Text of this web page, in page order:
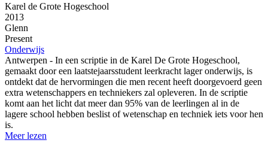
Karel de Grote Hogeschool
2013
Glenn
Present
Onderwijs
Antwerpen - In een scriptie in de Karel De Grote Hogeschool,
gemaakt door een laatstejaarsstudent leerkracht lager onderwijs, is
ontdekt dat de hervormingen die men recent heeft doorgevoerd geen
extra wetenschappers en techniekers zal opleveren. In de scriptie
komt aan het licht dat meer dan 95% van de leerlingen al in de
lagere school hebben beslist of wetenschap en techniek iets voor hen
is.
Meer lezen